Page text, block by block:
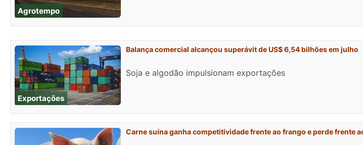
Agrotempo
Exportações
Balança comercial alcançou superávit de US$ 6,54 bilhões em julho
Soja e algodão impulsionam exportações
Carne suína ganha competitividade frente ao frango e perde frente